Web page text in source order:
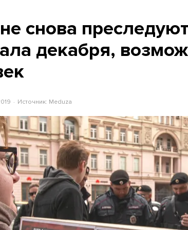
снова
декабря,
Источник: Meduza